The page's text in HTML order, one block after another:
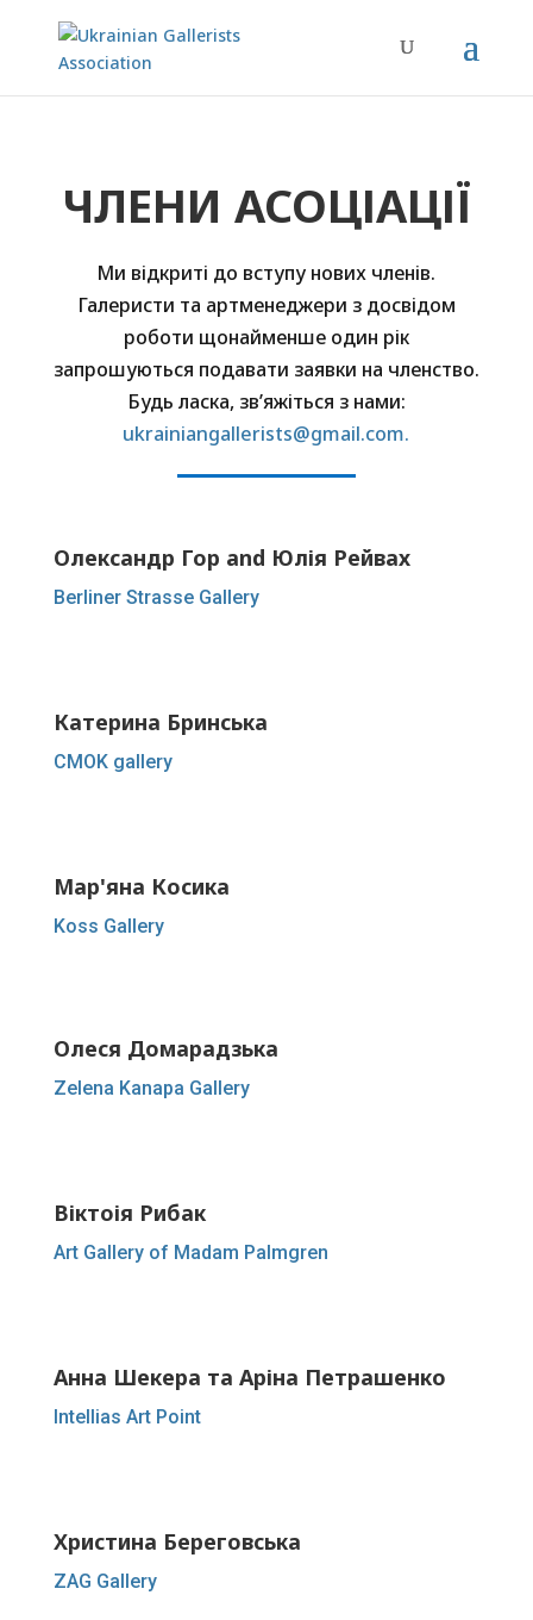
ЧЛЕНИ АСОЦІАЦІЇ
Ми відкриті до вступу нових членів.
Галеристи та артменеджери з досвідом
роботи щонайменше один рік
запрошуються подавати заявки на членство.
Будь ласка, зв’яжіться з нами:
ukrainiangallerists@gmail.com.
Олександр Гор and Юлія Рейвах
Berliner Strasse Gallery
Катерина Бринська
CMOK gallery
Мар'яна Косика
Koss Gallery
Олеся Домарадзька
Zelena Kanapa Gallery
Віктоія Рибак
Art Gallery of Madam Palmgren
Анна Шекера та Аріна Петрашенко
Intellias Art Point
Христина Береговська
ZAG Gallery